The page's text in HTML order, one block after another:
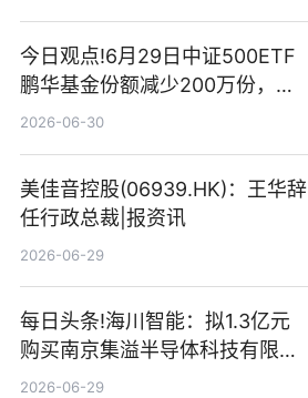
今日观点!6月29日中证500ETF
鹏华基金份额减少200万份，重
仓股亨通光电、赤峰黄金、佰维
2026-06-30
美佳音控股(06939.HK)：王华辞
任行政总裁|报资讯
2026-06-29
每日头条!海川智能：拟1.3亿元
购买南京集溢半导体科技有限公
司15.3%股权
2026-06-29